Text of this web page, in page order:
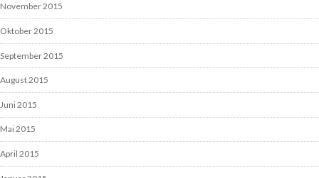
November 2015
Oktober 2015
September 2015
August 2015
Juni 2015
Mai 2015
April 2015